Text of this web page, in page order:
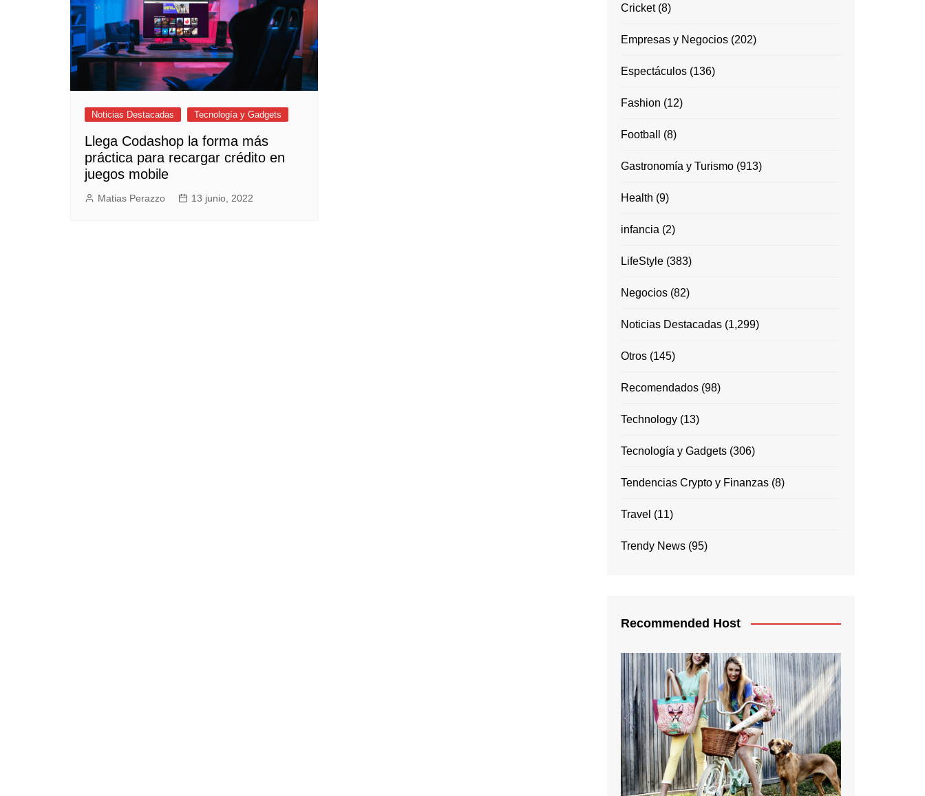
Noticias Destacadas Tecnología y Gadgets
Llega Codashop la forma más
práctica para recargar crédito en
juegos mobile
Matias Perazzo 13 junio, 2022
Cricket(8)
Empresas y Negocios (202)
Espectáculos (136)
Fashion (12)
Football (8)
Gastronomía y Turismo (913)
Health (9)
infancia (2)
LifeStyle (383)
Negocios (82)
Noticias Destacadas (1,299)
Otros (145)
Recomendados (98)
Technology (13)
Tecnología y Gadgets (306)
Tendencias Crypto y Finanzas (8)
Travel (11)
Trendy News (95)
Recommended Host